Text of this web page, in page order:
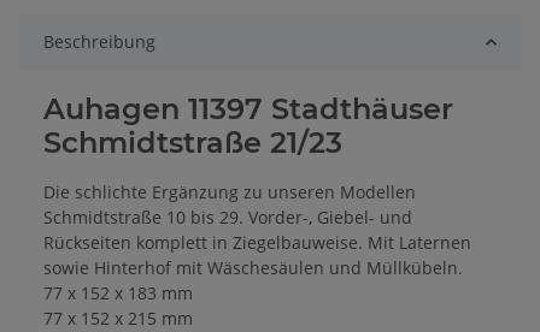
Beschreibung
Auhagen 11397 Stadthäuser
Schmidtstraße 21/23
Die schlichte Ergänzung zu unseren Modellen
Schmidtstraße 10 bis 29. Vorder-, Giebel- und
Rückseiten komplett in Ziegelbauweise. Mit Laternen
sowie Hinterhof mit Wäschesäulen und Müllkübeln.
77 x 152 x 183 mm
77 x 152 x 215 mm